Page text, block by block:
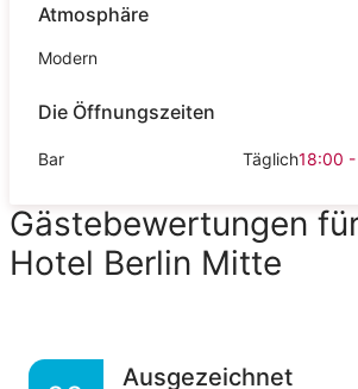
Atmosphäre
Modern
Die Öffnungszeiten
Bar Täglich18:00
Gästebewertungen
Hotel Berlin Mitte
Ausgezeichnet